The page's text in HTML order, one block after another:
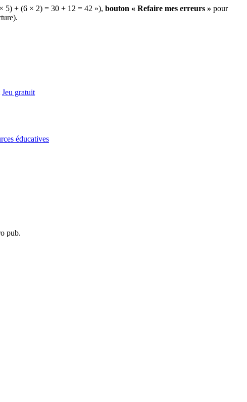
5) + (6 × 2) = 30 + 12 = 42 »), bouton « Refaire mes erreurs » pour
Jeu gratuit
éducatives
pub.